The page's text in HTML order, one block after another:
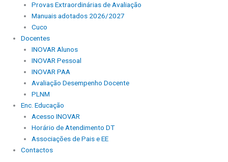
Provas Extraordinárias de Avaliação
Manuais adotados 2026/2027
Cuco
Docentes
INOVAR Alunos
INOVAR Pessoal
INOVAR PAA
Avaliação Desempenho Docente
PLNM
Enc. Educação
Acesso INOVAR
Horário de Atendimento DT
Associações de Pais e EE
Contactos